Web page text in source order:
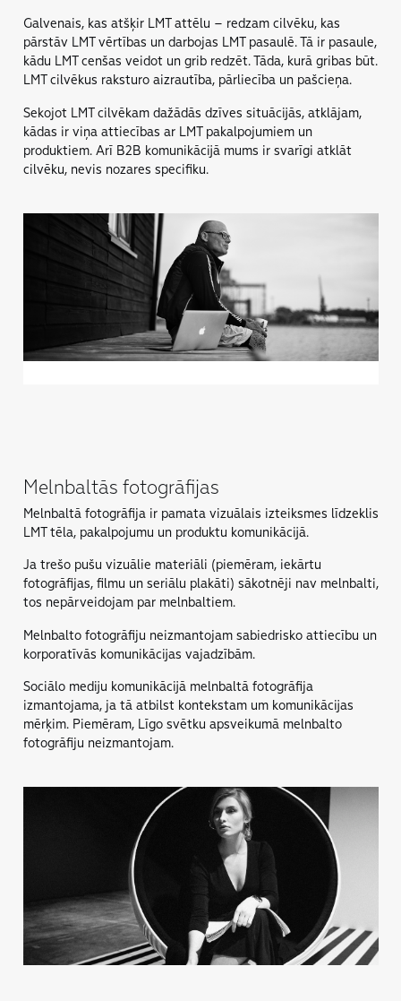
Izstrādātie materiāli
Galvenais, kas atšķir LMT attēlu – redzam cilvēku, kas
pārstāv LMT vērtības un darbojas LMT pasaulē. Tā ir pasaule,
kādu LMT cenšas veidot un grib redzēt. Tāda, kurā gribas būt.
LMT cilvēkus raksturo aizrautība, pārliecība un pašcieņa.
Sekojot LMT cilvēkam dažādās dzīves situācĳās, atklājam,
kādas ir viņa attiecības ar LMT pakalpojumiem un
produktiem. Arī B2B komunikācĳā mums ir svarīgi atklāt
cilvēku, nevis nozares specifiku.
Melnbaltās fotogrāfijas
Melnbaltā fotogrāfija ir pamata vizuālais izteiksmes līdzeklis
LMT tēla, pakalpojumu un produktu komunikācĳā.
Ja trešo pušu vizuālie materiāli (piemēram, iekārtu
fotogrāfijas, filmu un seriālu plakāti) sākotnēji nav melnbalti,
tos nepārveidojam par melnbaltiem.
Melnbalto fotogrāfiju neizmantojam sabiedrisko attiecību un
korporatīvās komunikācĳas vajadzībām.
Sociālo medĳu komunikācĳā melnbaltā fotogrāfija
izmantojama, ja tā atbilst kontekstam um komunikācĳas
mērķim. Piemēram, Līgo svētku apsveikumā melnbalto
fotogrāfiju neizmantojam.